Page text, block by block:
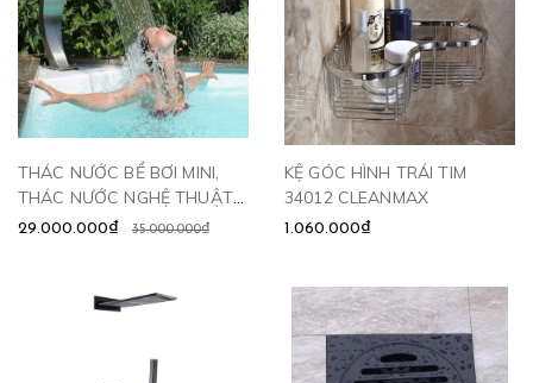
THÁC NƯỚC BỂ BƠI MINI,
THÁC NƯỚC NGHỆ THUẬT -
THB686 CLEANMAX
29.000.000₫ 35.000.000₫
KỆ GÓC HÌNH TRÁI TIM
34012 CLEANMAX
1.060.000₫